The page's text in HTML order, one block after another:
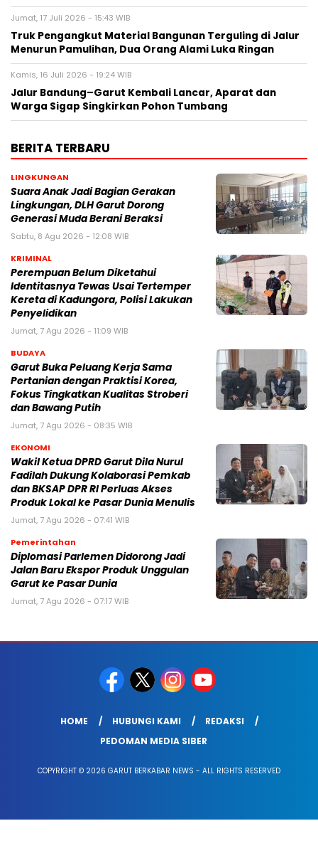
Jumat, 17 Juli 2026 - 15:43 WIB
Truk Pengangkut Material Bangunan Terguling di Jalur
Menurun Pamulihan, Dua Orang Alami Luka Ringan
Kamis, 16 Juli 2026 - 19:24 WIB
Jalur Bandung–Garut Kembali Lancar, Aparat dan
Warga Sigap Singkirkan Pohon Tumbang
BERITA TERBARU
LINGKUNGAN
Suara Anak Jadi Bagian Gerakan
Lingkungan, DLH Garut Dorong
Generasi Muda Berani Beraksi
Sabtu, 8 Agu 2026 - 12:08 WIB
KRIMINAL
Perempuan Belum Diketahui
Identitasnya Tewas Usai Tertemper
Kereta di Kadungora, Polisi Lakukan
Penyelidikan
Jumat, 7 Agu 2026 - 11:09 WIB
BUDAYA
Garut Buka Peluang Kerja Sama
Pertanian dengan Praktisi Korea,
Fokus Tingkatkan Kualitas Stroberi
dan Bawang Putih
Jumat, 7 Agu 2026 - 08:35 WIB
EKONOMI
Wakil Ketua DPRD Garut Dila Nurul
Fadilah Dukung Kolaborasi Pemkab
dan BKSAP DPR RI Perluas Akses
Produk Lokal ke Pasar Dunia Menulis
Jumat, 7 Agu 2026 - 07:41 WIB
Pemerintahan
Diplomasi Parlemen Didorong Jadi
Jalan Baru Ekspor Produk Unggulan
Garut ke Pasar Dunia
Jumat, 7 Agu 2026 - 07:17 WIB
HOME HUBUNGI KAMI
REDAKSI
PEDOMAN MEDIA SIBER
COPYRIGHT © 2026 GARUT BERKABAR NEWS - ALL RIGHTS RESERVED